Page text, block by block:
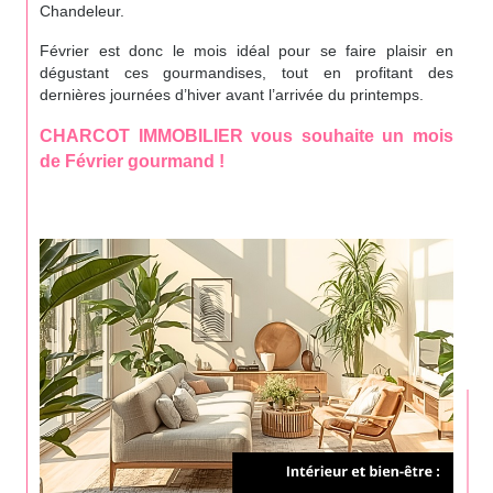
Chandeleur.
Février est donc le mois idéal pour se faire plaisir en
dégustant ces gourmandises, tout en profitant des
dernières journées d’hiver avant l’arrivée du printemps.
CHARCOT IMMOBILIER vous souhaite un mois
de Février gourmand !